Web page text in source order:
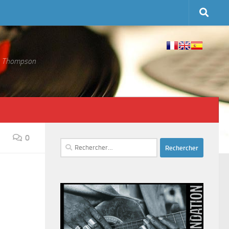
0
Rechercher :